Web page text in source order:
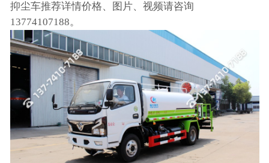
抑尘车推荐详情价格、图片、视频请咨询
13774107188。